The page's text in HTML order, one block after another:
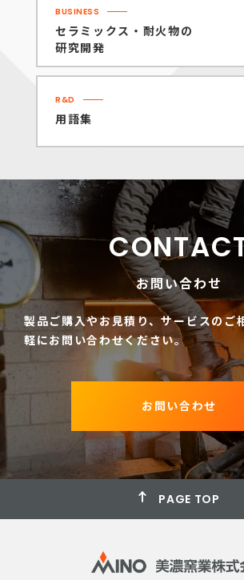
BUSINESS
セラミックス・耐火物の
研究開発
R&D
用語集
お問い合わせ
製品ご購入やお見積り、サービスのご
軽にお問い合わせください。
お問い合わせ
PAGE TOP